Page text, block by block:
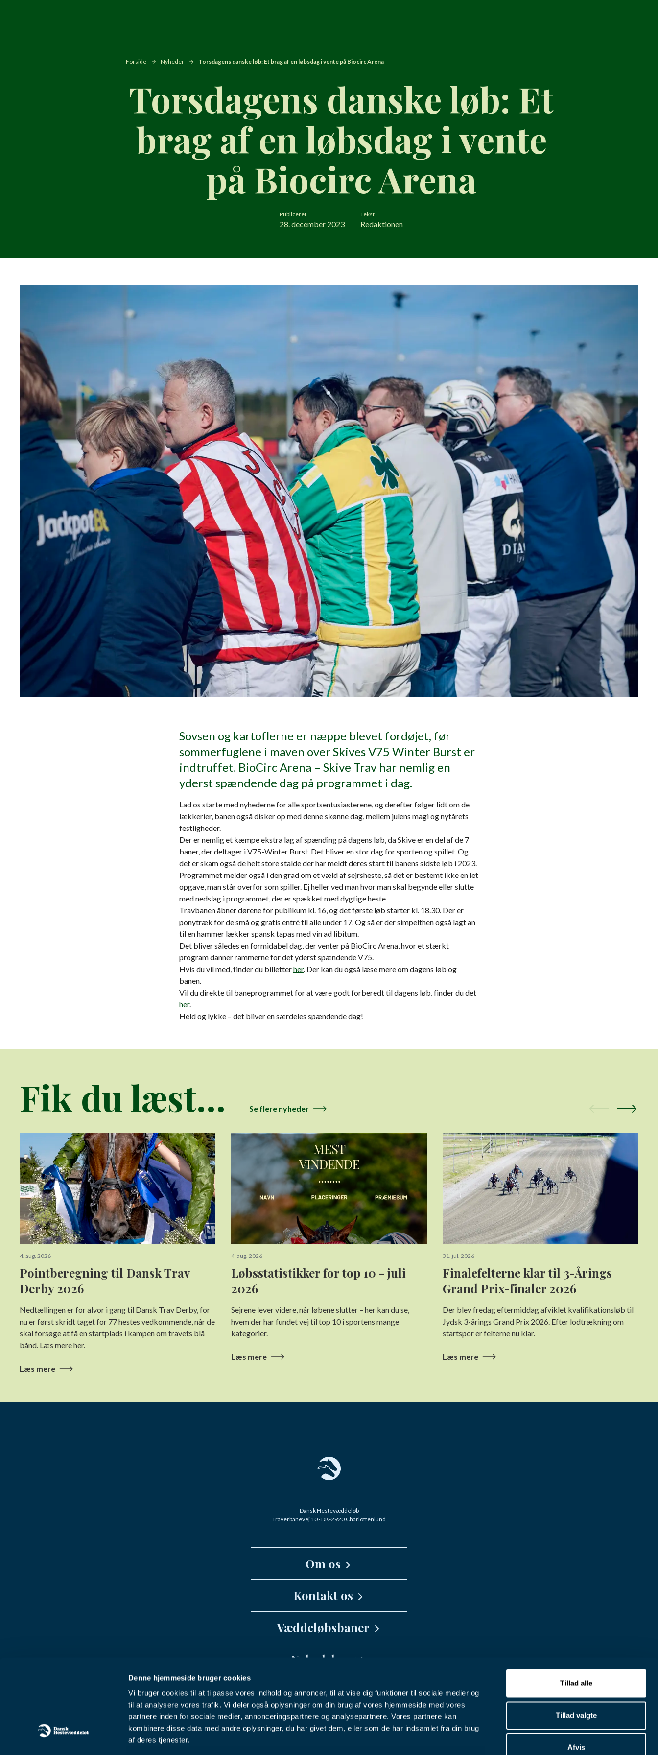
Denne hjemmeside bruger cookies
Vi bruger cookies til at tilpasse vores indhold og annoncer, til at vise dig funktioner til sociale medier og
til at analysere vores trafik. Vi deler også oplysninger om din brug af vores hjemmeside med vores
partnere inden for sociale medier, annonceringspartnere og analysepartnere. Vores partnere kan
kombinere disse data med andre oplysninger, du har givet dem, eller som de har indsamlet fra din brug
af deres tjenester.
Tillad alle
Tillad valgte
Afvis
Forside Nyheder Torsdagens danske løb: Et brag af en løbsdag i vente på Biocirc Arena
Torsdagens danske løb: Et
brag af en løbsdag i vente
på Biocirc Arena
Publiceret
28. december 2023
Tekst
Redaktionen
Sovsen og kartoflerne er næppe blevet fordøjet, før
sommerfuglene i maven over Skives V75 Winter Burst er
indtruffet. BioCirc Arena – Skive Trav har nemlig en
yderst spændende dag på programmet i dag.
Lad os starte med nyhederne for alle sportsentusiasterene, og derefter følger lidt om de
lækkerier, banen også disker op med denne skønne dag, mellem julens magi og nytårets
festligheder.
Der er nemlig et kæmpe ekstra lag af spænding på dagens løb, da Skive er en del af de 7
baner, der deltager i V75-Winter Burst. Det bliver en stor dag for sporten og spillet. Og
det er skam også de helt store stalde der har meldt deres start til banens sidste løb i 2023.
Programmet melder også i den grad om et væld af sejrsheste, så det er bestemt ikke en let
opgave, man står overfor som spiller. Ej heller ved man hvor man skal begynde eller slutte
med nedslag i programmet, der er spækket med dygtige heste.
Travbanen åbner dørene for publikum kl. 16, og det første løb starter kl. 18.30. Der er
ponytræk for de små og gratis entré til alle under 17. Og så er der simpelthen også lagt an
til en hammer lækker spansk tapas med vin ad libitum.
Det bliver således en formidabel dag, der venter på BioCirc Arena, hvor et stærkt
program danner rammerne for det yderst spændende V75.
Hvis du vil med, finder du billetterher. Der kan du også læse mere om dagens løb og
banen.
Vil du direkte til baneprogrammet for at være godt forberedt til dagens løb, finder du det
her.
Held og lykke – det bliver en særdeles spændende dag!
Fik du læst... Se flere nyheder
4. aug. 2026
Pointberegning til Dansk Trav
Derby 2026
Nedtællingen er for alvor i gang til Dansk Trav Derby, for
nu er først skridt taget for 77 hestes vedkommende, når de
skal forsøge at få en startplads i kampen om travets blå
bånd. Læs mere her.
Læs mere
4. aug. 2026
Løbsstatistikker for top 10 - juli
2026
Sejrene lever videre, når løbene slutter – her kan du se,
hvem der har fundet vej til top 10 i sportens mange
kategorier.
Læs mere
31. jul. 2026
Finalefelterne klar til 3-Årings
Grand Prix-finaler 2026
Der blev fredag eftermiddag afviklet kvalifikationsløb til
Jydsk 3-årings Grand Prix 2026. Efter lodtrækning om
startspor er felterne nu klar.
Læs mere
Dansk Hestevæddeløb
Traverbanevej 10 · DK-2920 Charlottenlund
Om os
Kontakt os
info@danskhv.dk
Væddeløbsbaner
Nykøbing F Travbane
Charlottenlund Travbane
Nyhedsbrev
Hestevæddeløb direkte i din indbakke?
NYHEDSBREV
Facebook Youtube Instagram